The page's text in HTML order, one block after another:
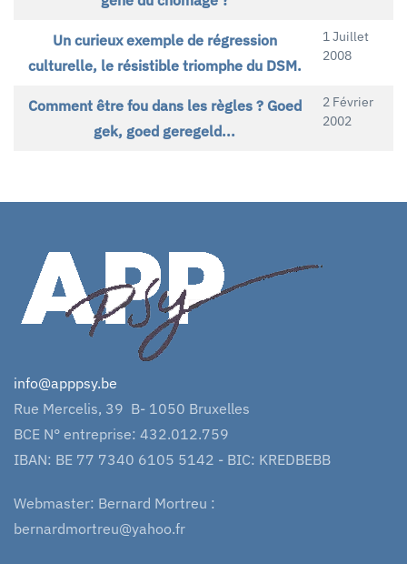
Un curieux exemple de régression
culturelle, le résistible triomphe du DSM.
1 Juillet
2008
Comment être fou dans les règles ? Goed
gek, goed geregeld...
2 Février
2002
info@apppsy.be
Rue Mercelis, 39 B- 1050 Bruxelles
BCE N° entreprise: 432.012.759
IBAN: BE 77 7340 6105 5142 - BIC: KREDBEBB
Webmaster: Bernard Mortreu :
bernardmortreu@yahoo.fr